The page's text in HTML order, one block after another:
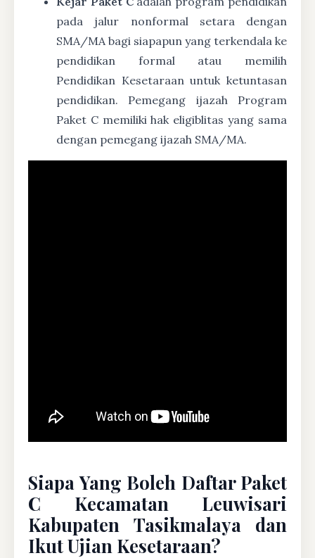
pada jalur nonformal setara dengan
SMA/MA bagi siapapun yang terkendala ke
pendidikan formal atau memilih
Pendidikan Kesetaraan untuk ketuntasan
pendidikan. Pemegang ijazah Program
Paket C memiliki hak eligiblitas yang sama
dengan pemegang ijazah SMA/MA.
Siapa Yang Boleh Daftar Paket
C Kecamatan Leuwisari
Kabupaten Tasikmalaya dan
Ikut Ujian Kesetaraan?